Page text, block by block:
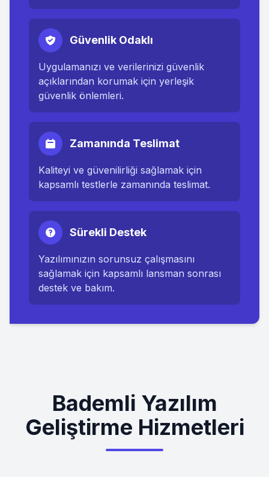
Güvenlik Odaklı
Uygulamanızı ve verilerinizi güvenlik
açıklarından korumak için yerleşik
güvenlik önlemleri.
Zamanında Teslimat
Kaliteyi ve güvenilirliği sağlamak için
kapsamlı testlerle zamanında teslimat.
Sürekli Destek
Yazılımınızın sorunsuz çalışmasını
sağlamak için kapsamlı lansman sonrası
destek ve bakım.
Bademli Yazılım
Geliştirme Hizmetleri